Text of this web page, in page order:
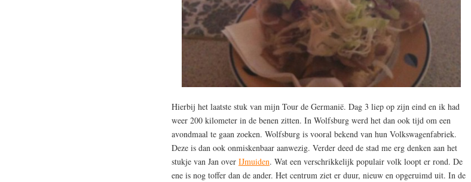
Hierbij het laatste stuk van mijn Tour de Germanië. Dag 3 liep op zijn eind en ik had
weer 200 kilometer in de benen zitten. In Wolfsburg werd het dan ook tijd om een
avondmaal te gaan zoeken. Wolfsburg is vooral bekend van hun Volkswagenfabriek.
Deze is dan ook onmiskenbaar aanwezig. Verder deed de stad me erg denken aan het
stukje van Jan over IJmuiden. Wat een verschrikkelijk populair volk loopt er rond. De
ene is nog toffer dan de ander. Het centrum ziet er duur, nieuw en opgeruimd uit. In de